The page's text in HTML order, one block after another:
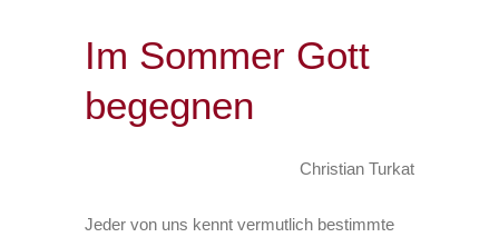
Im Sommer Gott
begegnen
Christian Turkat
Jeder von uns kennt vermutlich bestimmte